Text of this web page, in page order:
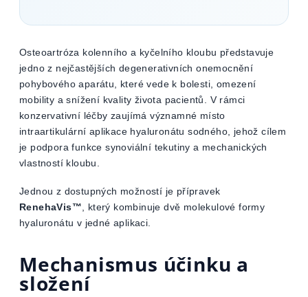
Osteoartróza kolenního a kyčelního kloubu představuje
jedno z nejčastějších degenerativních onemocnění
pohybového aparátu, které vede k bolesti, omezení
mobility a snížení kvality života pacientů. V rámci
konzervativní léčby zaujímá významné místo
intraartikulární aplikace hyaluronátu sodného, jehož cílem
je podpora funkce synoviální tekutiny a mechanických
vlastností kloubu.
Jednou z dostupných možností je přípravek
RenehaVis™ , který kombinuje dvě molekulové formy
hyaluronátu v jedné aplikaci.
Mechanismus účinku a
složení